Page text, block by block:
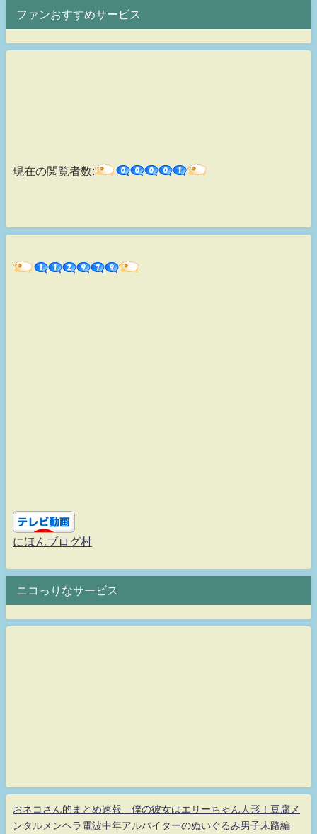
ファンおすすめサービス
現在の閲覧者数:
にほんブログ村
ニコっりなサービス
おネコさん的まとめ速報 僕の彼女はエリーちゃん人形！豆腐メ
ンタルメンヘラ電波中年アルバイターのぬいぐるみ男子末路編